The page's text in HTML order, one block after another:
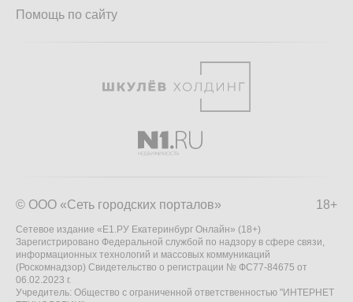
Помощь по сайту
18+
© ООО «Сеть городских порталов»
Сетевое издание «Е1.РУ Екатеринбург Онлайн» (18+)
Зарегистрировано Федеральной службой по надзору в сфере связи,
информационных технологий и массовых коммуникаций
(Роскомнадзор) Свидетельство о регистрации № ФС77-84675 от
06.02.2023 г.
Учредитель: Общество с ограниченной ответственностью "ИНТЕРНЕТ